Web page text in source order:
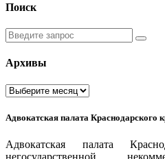
Поиск
Введите
запрос
Архивы
Архивы
Адвокатская палата Краснодарского
Адвокатская палата
негосударственной